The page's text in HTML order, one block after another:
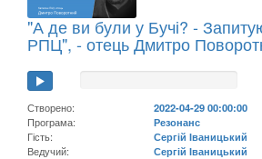
"А де ви були у Бучі? -
РПЦ", - отець Дмитро
Створено:
2022-04-29 00:00:00
Програма:
Резонанс
Гість:
Сергій Іваницький
Ведучий:
Сергій Іваницький